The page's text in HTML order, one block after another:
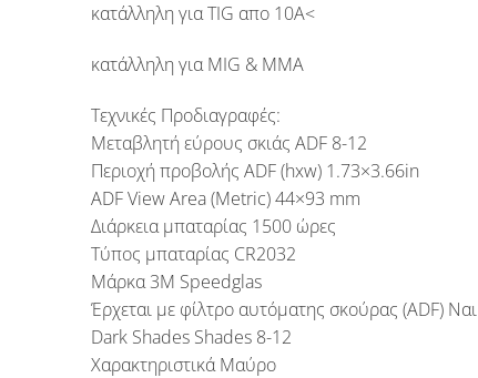
κατάλληλη για TIG απο 10Α<
κατάλληλη για MIG & MMA
Τεχνικές Προδιαγραφές:
Μεταβλητή εύρους σκιάς ADF 8-12
Περιοχή προβολής ADF (hxw) 1.73×3.66in
ADF View Area (Metric) 44×93 mm
Διάρκεια μπαταρίας 1500 ώρες
Τύπος μπαταρίας CR2032
Μάρκα 3Μ Speedglas
Έρχεται με φίλτρο αυτόματης σκούρας (ADF) Ναι
Dark Shades Shades 8-12
Χαρακτηριστικά Μαύρο